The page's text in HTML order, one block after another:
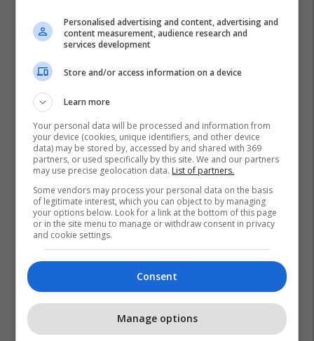
Police Lipjan Besnik Berisha
Agon Zejnullahu
Vrasja
Personalised advertising and content, advertising and
content measurement, audience research and
services development
Store and/or access information on a device
Learn more
Your personal data will be processed and information from
your device (cookies, unique identifiers, and other device
data) may be stored by, accessed by and shared with 369
partners, or used specifically by this site. We and our partners
may use precise geolocation data. List of partners.
Some vendors may process your personal data on the basis
of legitimate interest, which you can object to by managing
your options below. Look for a link at the bottom of this page
or in the site menu to manage or withdraw consent in privacy
and cookie settings.
Consent
Manage options